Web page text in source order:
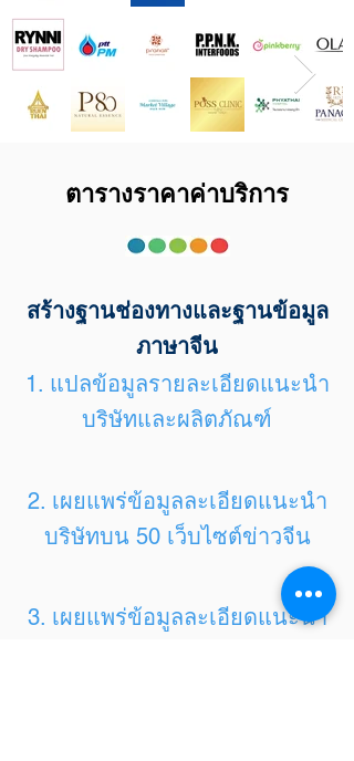
ตารางราคาค่าบริการ
สร้างฐานช่องทางและฐานข้อมูล
ภาษาจีน
1. แปลข้อมูลรายละเอียดแนะนำ
บริษัทและผลิตภัณฑ์
2. เผยแพร่ข้อมูลละเอียดแนะนำ
บริษัทบน 50 เว็บไซต์ข่าวจีน
3. เผยแพร่ข้อมูลละเอียดแนะนำ